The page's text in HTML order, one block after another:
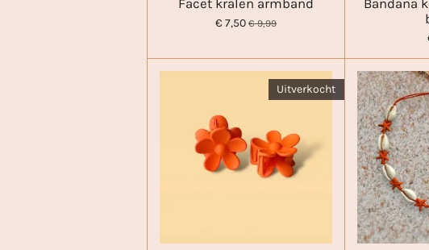
Facet kralen armband
€ 7,50 € 9,99
Bandana
Uitverkocht